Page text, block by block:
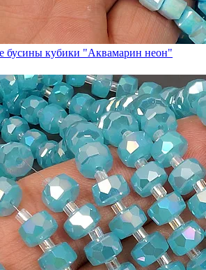
бусины кубики "Аквамарин неон"